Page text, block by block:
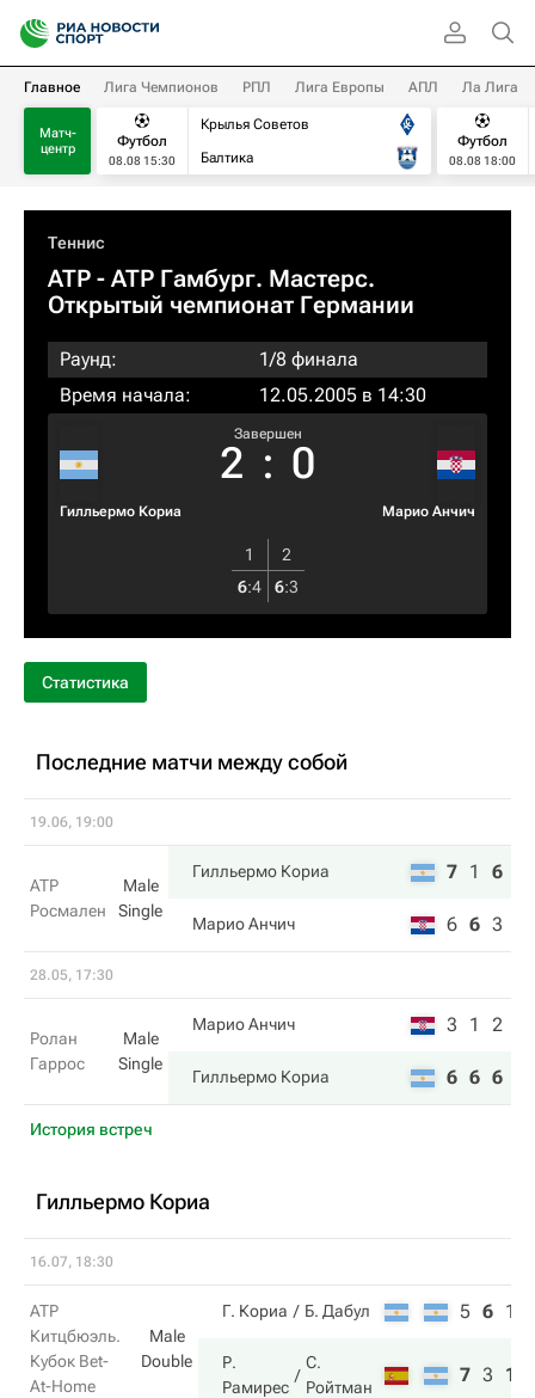
Главное Лига Чемпионов РПЛ Лига Европы АПЛ Ла Лига
Матч-
центр
Футбол
08.08 15:30
Крылья Советов
Балтика
Футбол
08.08 18:00
Теннис
ATP - ATP Гамбург. Мастерс.
Открытый чемпионат Германии
Раунд:
1/8 финала
Время начала:
12.05.2005 в 14:30
Гилльермо Кориа
Завершен
2 : 0
Марио Анчич
1
2
6:4 6:3
Статистика
Последние матчи между собой
19.06, 19:00
ATP
Росмален
Male
Single
Гилльермо Кориа 7 1 6
Марио Анчич 6 6 3
28.05, 17:30
Ролан
Гаррос
Male
Single
Марио Анчич 3 1 2
Гилльермо Кориа 6 6 6
История встреч
Гилльермо Кориа
16.07, 18:30
ATP
Китцбюэль.
Кубок Bet-
At-Home
Male
Double
Г. Кориа Б. Дабул 5 6 12
Р.
Рамирес
С.
Ройтман
7 3 14